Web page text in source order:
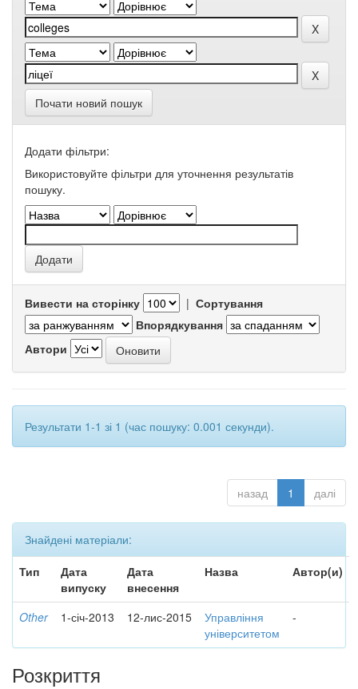
Почати новий пошук
Додати фільтри:
Використовуйте фільтри для уточнення результатів
пошуку.
Вивести на сторінку | Сортування
Впорядкування
Автори
Результати 1-1 зі 1 (час пошуку: 0.001 секунди).
назад 1 далі
Знайдені матеріали:
Тип
Дата
випуску
Дата
внесення
Назва Автор(и)
Other 1-січ-2013 12-лис-2015
Управління
університетом
-
Розкриття